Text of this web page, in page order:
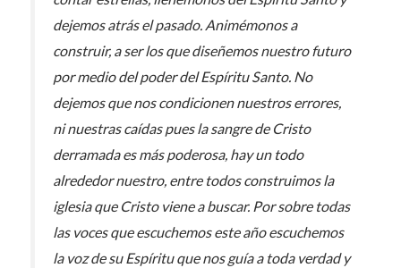
dejemos atrás el pasado. Animémonos a
construir, a ser los que diseñemos nuestro futuro
por medio del poder del Espíritu Santo. No
dejemos que nos condicionen nuestros errores,
ni nuestras caídas pues la sangre de Cristo
derramada es más poderosa, hay un todo
alrededor nuestro, entre todos construimos la
iglesia que Cristo viene a buscar. Por sobre todas
las voces que escuchemos este año escuchemos
la voz de su Espíritu que nos guía a toda verdad y